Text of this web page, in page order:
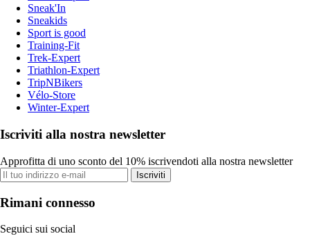
Sneak'In
Sneakids
Sport is good
Training-Fit
Trek-Expert
Triathlon-Expert
TripNBikers
Vélo-Store
Winter-Expert
Iscriviti alla nostra newsletter
Approfitta di uno sconto del 10% iscrivendoti alla nostra newsletter
Iscriviti
Rimani connesso
Seguici sui social